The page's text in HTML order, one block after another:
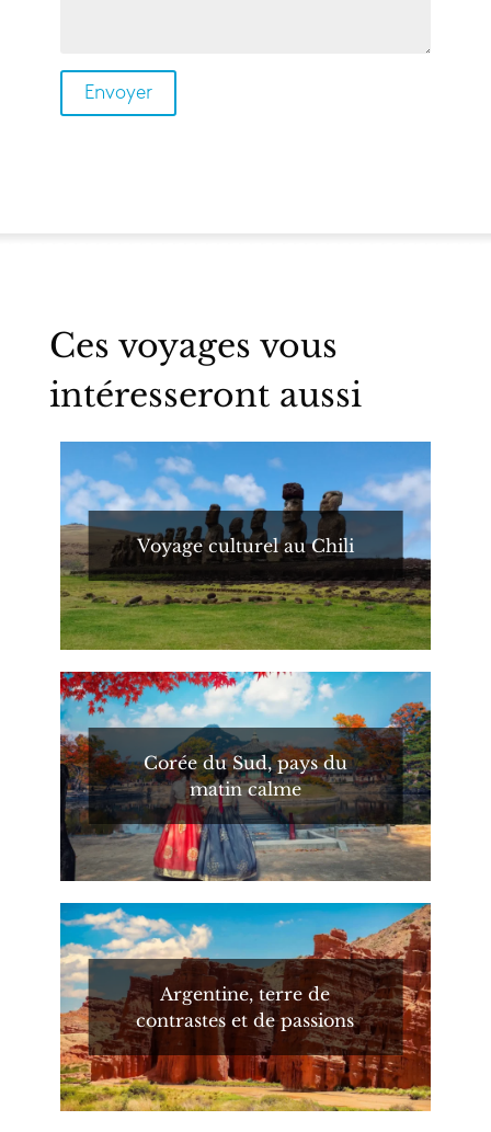
Ces voyages vous
intéresseront aussi
Voyage culturel au Chili
Corée du Sud, pays du
matin calme
Argentine, terre de
contrastes et de passions